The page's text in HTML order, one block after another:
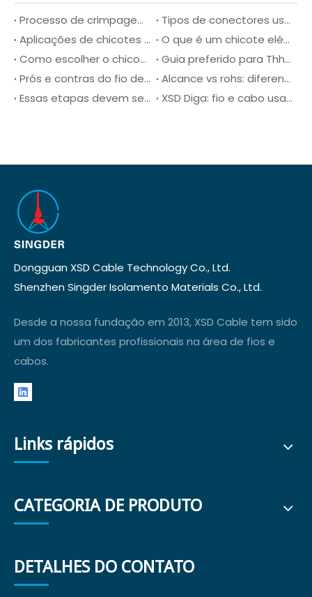
Processo de crimpagem explicado: um guia completo para fabricação de chicotes de fios
Tipos de conectores usados em chicotes de fios: o guia completo
Aplicações de chicotes de fios aeroespaciais
O que é um chicote elétrico automotivo e como funciona?
Como escolher o chicote elétrico automotivo certo para o seu veículo？
Guia preferido para Thhn Wire
Prós e contras do fio de cobre e alumínio: uma comparação detalhada
Alcance vs rohs: diferenças importantes, semelhanças e estratégias de conformidade para os fabricantes
Essas etapas devem ser executadas na produção de cabos fotovoltaicos
XSD Diga: fio e cabo usam precauções
Dongguan XSD Cable Technology Co., Ltd.
Shenzhen Singder Isolamento Materials Co., Ltd.
Desde a nossa fundação em 2013, XSD Cable tem sido
um dos fabricantes profissionais na área de fios e
cabos.
Links rápidos
CATEGORIA DE PRODUTO
DETALHES DO CONTATO